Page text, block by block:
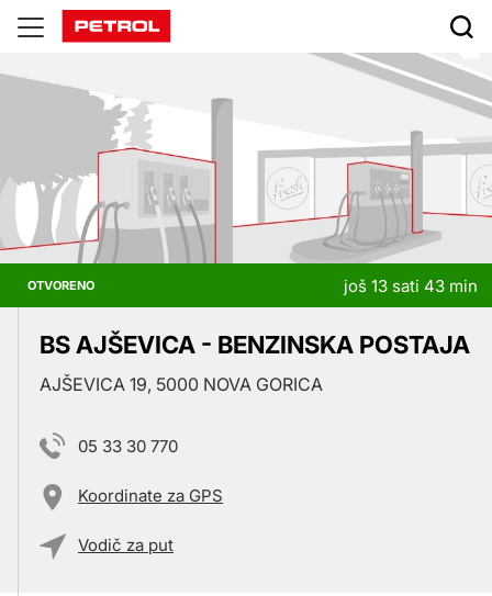
Prodajna
mjesta
OTVORENO još 13 sati 43 min
BS AJŠEVICA - BENZINSKA POSTAJA
AJŠEVICA 19, 5000 NOVA GORICA
05 33 30 770
Koordinate za GPS
Vodič za put